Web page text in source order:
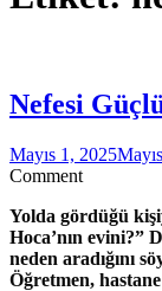
Nefesi
Mayıs 1, 2025
Comment
Yolda gördüğü
Hoca’nın evini?”
neden aradığını
Öğretmen,